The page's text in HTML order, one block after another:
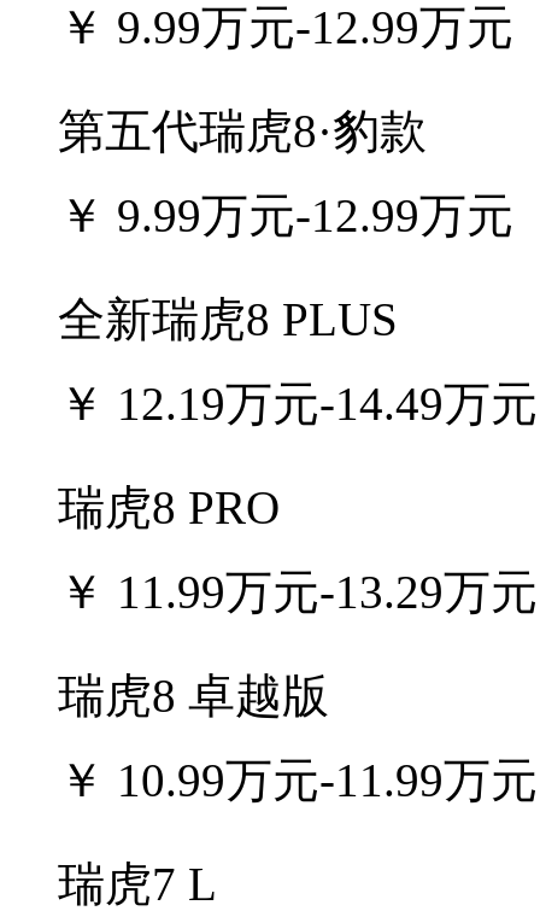
￥ 9.99万元-12.99万元
第五代瑞虎8·豹款
￥ 9.99万元-12.99万元
全新瑞虎8 PLUS
￥ 12.19万元-14.49万元
瑞虎8 PRO
￥ 11.99万元-13.29万元
瑞虎8 卓越版
￥ 10.99万元-11.99万元
瑞虎7 L